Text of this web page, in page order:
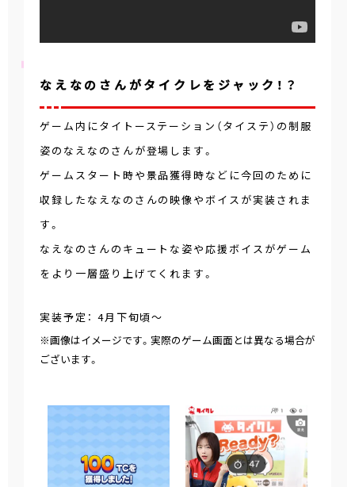
なえなのさんがタイクレをジャック！？
ゲーム内にタイトーステーション（タイステ）の制服
姿のなえなのさんが登場します。
ゲームスタート時や景品獲得時などに今回のために
収録したなえなのさんの映像やボイスが実装されま
す。
なえなのさんのキュートな姿や応援ボイスがゲーム
をより一層盛り上げてくれます。
実装予定： 4月下旬頃～
※画像はイメージです。実際のゲーム画面とは異なる場合が
ございます。